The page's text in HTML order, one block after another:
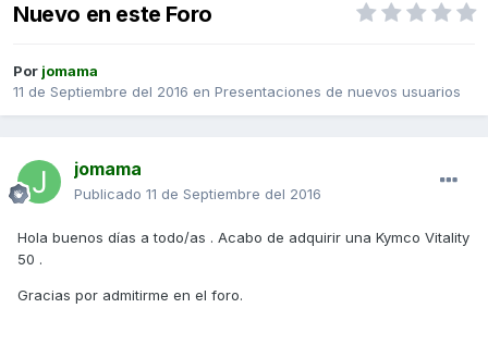
Nuevo en este Foro
Por jomama
11 de Septiembre del 2016 en Presentaciones de nuevos usuarios
jomama
Publicado 11 de Septiembre del 2016
Hola buenos días a todo/as . Acabo de adquirir una Kymco Vitality
50 .
Gracias por admitirme en el foro.